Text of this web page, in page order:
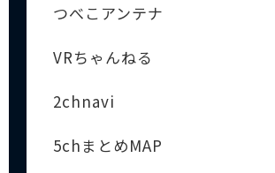
つべこアンテナ
VRちゃんねる
2chnavi
5chまとめMAP